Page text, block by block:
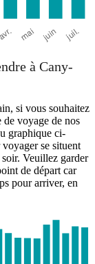
à Cany-
si vous souhaitez
voyage de nos
graphique ci-
se situent
Veuillez garder
de départ car
pour arriver, en